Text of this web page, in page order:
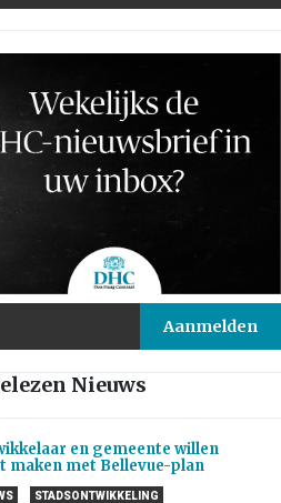
Nieuws
en gemeente willen
maken met Bellevue-plan
STADSONTWIKKELING